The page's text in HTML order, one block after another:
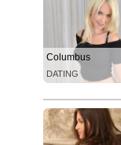
Columbus
DATING